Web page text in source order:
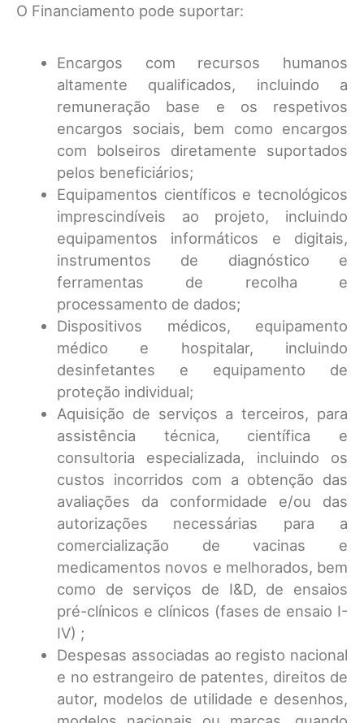
O Financiamento pode suportar:
Encargos com recursos humanos
altamente qualificados, incluindo a
remuneração base e os respetivos
encargos sociais, bem como encargos
com bolseiros diretamente suportados
pelos beneficiários;
Equipamentos científicos e tecnológicos
imprescindíveis ao projeto, incluindo
equipamentos informáticos e digitais,
instrumentos de diagnóstico e
ferramentas de recolha e
processamento de dados;
Dispositivos médicos, equipamento
médico e hospitalar, incluindo
desinfetantes e equipamento de
proteção individual;
Aquisição de serviços a terceiros, para
assistência técnica, científica e
consultoria especializada, incluindo os
custos incorridos com a obtenção das
avaliações da conformidade e/ou das
autorizações necessárias para a
comercialização de vacinas e
medicamentos novos e melhorados, bem
como de serviços de I&D, de ensaios
pré-clínicos e clínicos (fases de ensaio I-
IV) ;
Despesas associadas ao registo nacional
e no estrangeiro de patentes, direitos de
autor, modelos de utilidade e desenhos,